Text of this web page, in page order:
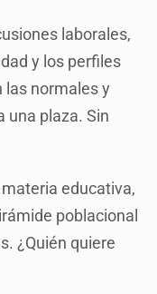
laborales,
y los perfiles
las normales y
una plaza. Sin
educativa,
poblacional
¿Quién quiere